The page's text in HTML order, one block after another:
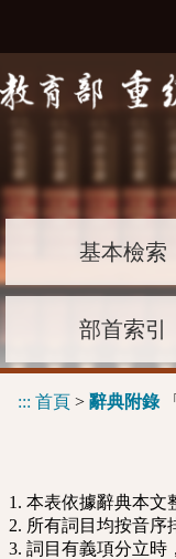
基本檢索
部首索引
::: 首頁 > 辭典附錄「
1. 本表依據辭典本文
2. 所有詞目均按音序
3. 詞目有義項分立時